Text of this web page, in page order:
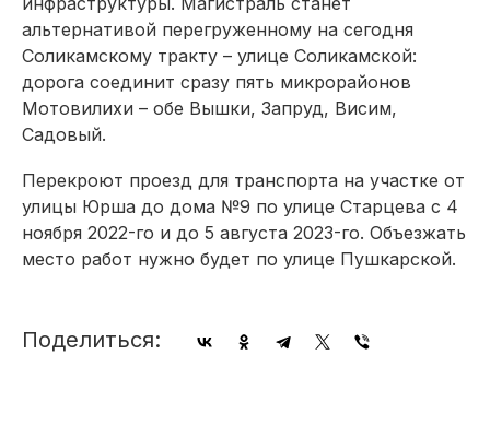
альтернативой перегруженному на сегодня
Соликамскому тракту – улице Соликамской:
дорога соединит сразу пять микрорайонов
Мотовилихи – обе Вышки, Запруд, Висим,
Садовый.
Перекроют проезд для транспорта на участке от
улицы Юрша до дома №9 по улице Старцева с 4
ноября 2022-го и до 5 августа 2023-го. Объезжать
место работ нужно будет по улице Пушкарской.
Поделиться: